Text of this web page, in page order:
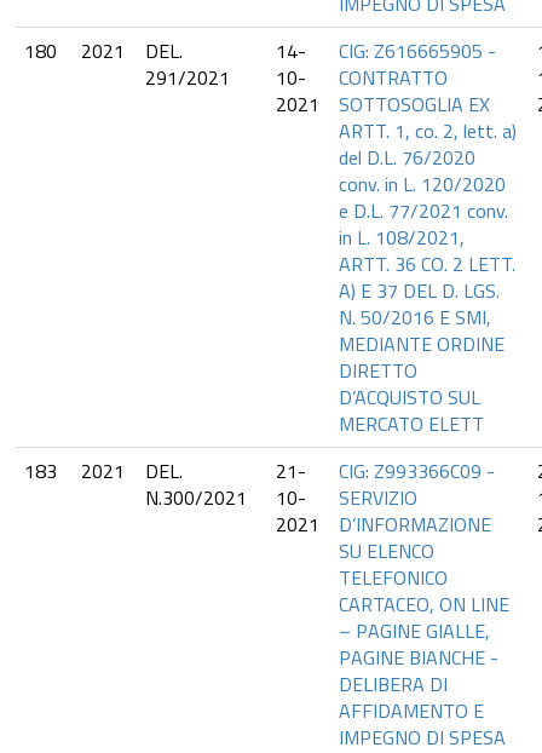
180
2021
DEL.
291/2021
14-
10-
2021
CIG: Z616665905 -
CONTRATTO
SOTTOSOGLIA EX
ARTT. 1, co. 2, lett. a)
del D.L. 76/2020
conv. in L. 120/2020
e D.L. 77/2021 conv.
in L. 108/2021,
ARTT. 36 CO. 2 LETT.
A) E 37 DEL D. LGS.
N. 50/2016 E SMI,
MEDIANTE ORDINE
DIRETTO
D’ACQUISTO SUL
MERCATO ELETT
183 2021
DEL.
N.300/2021
21-
10-
2021
CIG: Z993366C09 -
SERVIZIO
D’INFORMAZIONE
SU ELENCO
TELEFONICO
CARTACEO, ON LINE
– PAGINE GIALLE,
PAGINE BIANCHE -
DELIBERA DI
AFFIDAMENTO E
IMPEGNO DI SPESA